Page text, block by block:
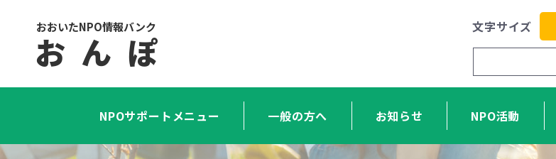
おおいたNPO情報バンク
お ん ぽ
文字サイズ
NPOサポートメニュー 一般の方へ お知らせ NPO活動